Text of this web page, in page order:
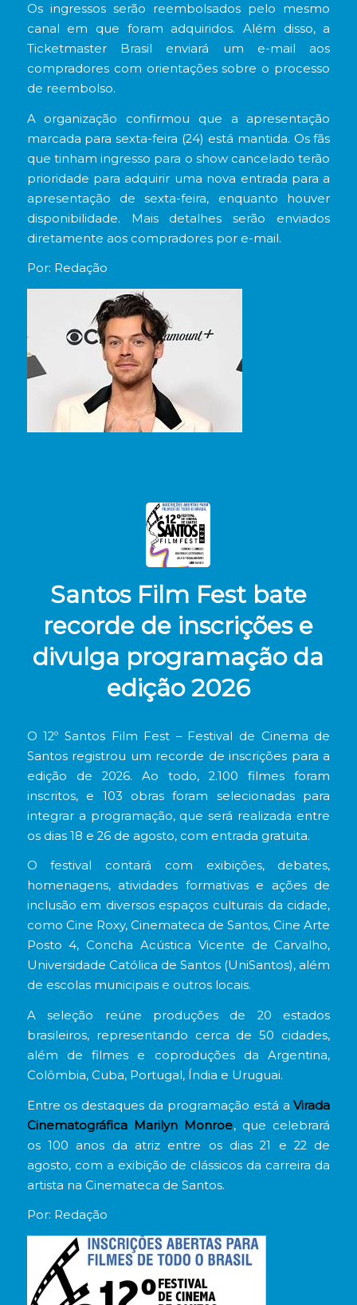
Os ingressos serão reembolsados pelo mesmo
canal em que foram adquiridos. Além disso, a
Ticketmaster Brasil enviará um e-mail aos
compradores com orientações sobre o processo
de reembolso.
A organização confirmou que a apresentação
marcada para sexta-feira (24) está mantida. Os fãs
que tinham ingresso para o show cancelado terão
prioridade para adquirir uma nova entrada para a
apresentação de sexta-feira, enquanto houver
disponibilidade. Mais detalhes serão enviados
diretamente aos compradores por e-mail.
Por: Redação
Santos Film Fest bate
recorde de inscrições e
divulga programação da
edição 2026
O 12º Santos Film Fest – Festival de Cinema de
Santos registrou um recorde de inscrições para a
edição de 2026. Ao todo, 2.100 filmes foram
inscritos, e 103 obras foram selecionadas para
integrar a programação, que será realizada entre
os dias 18 e 26 de agosto, com entrada gratuita.
O festival contará com exibições, debates,
homenagens, atividades formativas e ações de
inclusão em diversos espaços culturais da cidade,
como Cine Roxy, Cinemateca de Santos, Cine Arte
Posto 4, Concha Acústica Vicente de Carvalho,
Universidade Católica de Santos (UniSantos), além
de escolas municipais e outros locais.
A seleção reúne produções de 20 estados
brasileiros, representando cerca de 50 cidades,
além de filmes e coproduções da Argentina,
Colômbia, Cuba, Portugal, Índia e Uruguai.
Entre os destaques da programação está aVirada
Cinematográfica Marilyn Monroe, que celebrará
os 100 anos da atriz entre os dias 21 e 22 de
agosto, com a exibição de clássicos da carreira da
artista na Cinemateca de Santos.
Por: Redação